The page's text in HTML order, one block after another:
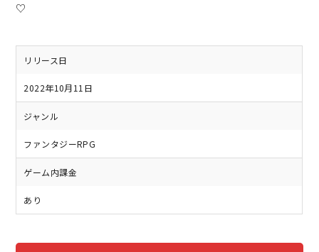
♡
リリース日
2022年10月11日
ジャンル
ファンタジーRPG
ゲーム内課金
あり